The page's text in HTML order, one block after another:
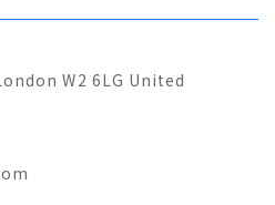
W2 6LG United